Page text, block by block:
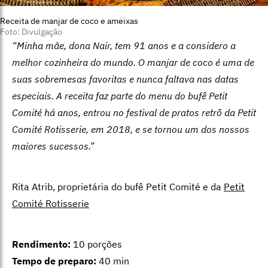
Receita de manjar de coco e ameixas
Foto: Divulgação
“Minha mãe, dona Nair, tem 91 anos e a considero a
melhor cozinheira do mundo. O manjar de coco é uma de
suas sobremesas favoritas e nunca faltava nas datas
especiais. A receita faz parte do menu do bufê Petit
Comité há anos, entrou no festival de pratos retrô da Petit
Comité Rotisserie, em 2018, e se tornou um dos nossos
maiores sucessos.”
Rita Atrib, proprietária do bufê Petit Comité e da Petit
Comité Rotisserie
Rendimento: 10 porções
Tempo de preparo: 40 min